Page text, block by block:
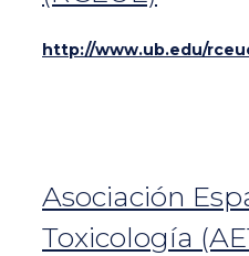
http://www.ub.edu/
Asociación
Toxicología